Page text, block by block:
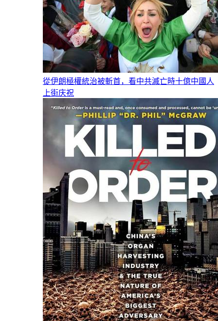
從伊朗極權統治被斬首，看中共滅亡時十億中國人
上街庆祝